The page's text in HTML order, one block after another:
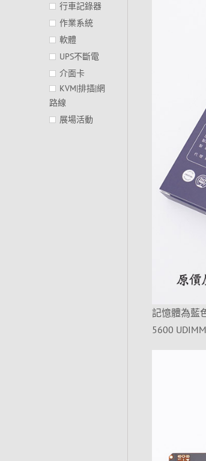
記憶體為藍
5600
行車記錄器
作業系統
軟體
UPS不斷電
介面卡
KVM|排插|網
路線
展場活動